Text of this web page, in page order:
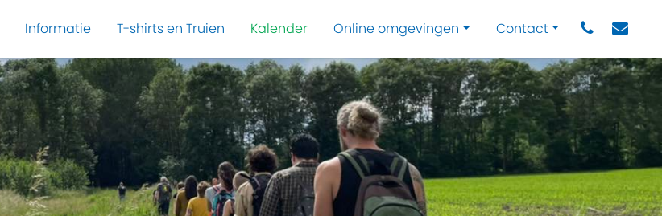
Informatie T-shirts en Truien Kalender Online omgevingen Contact